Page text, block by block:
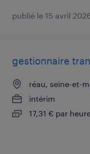
publié le 15 avril
gestionnaire
réau, seine-et-
intérim
17,31 € par